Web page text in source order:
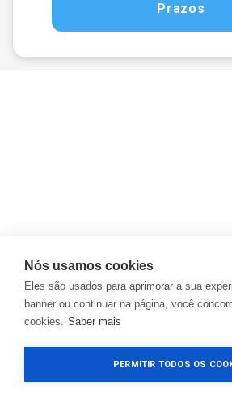
Prazos
Nós usamos cookies
Eles são usados para aprimorar a sua
banner ou continuar na página, você
cookies. Saber mais
PERMITIR TODOS OS